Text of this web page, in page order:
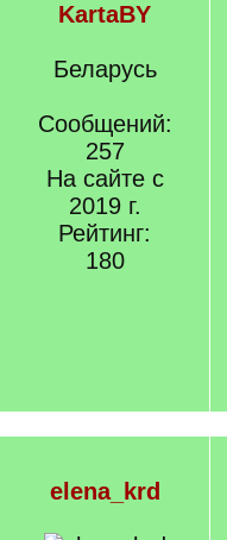
KartaBY
Беларусь
Сообщений:
257
На сайте с
2019 г.
Рейтинг:
180
elena_krd